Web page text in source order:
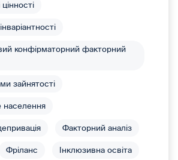
конфірматорний факторний
зайнятості
населення
Факторний аналіз
Фріланс Інклюзивна освіта